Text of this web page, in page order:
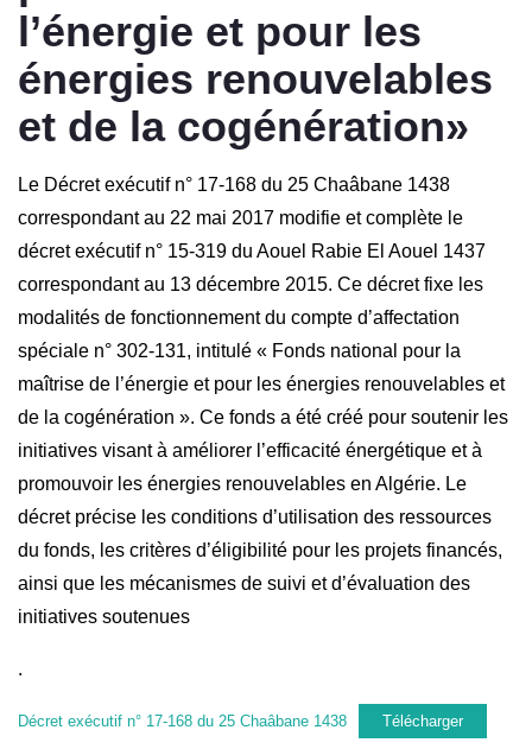
l’énergie et pour les
énergies renouvelables
et de la cogénération»
Le Décret exécutif n° 17-168 du 25 Chaâbane 1438
correspondant au 22 mai 2017 modifie et complète le
décret exécutif n° 15-319 du Aouel Rabie El Aouel 1437
correspondant au 13 décembre 2015. Ce décret fixe les
modalités de fonctionnement du compte d’affectation
spéciale n° 302-131, intitulé « Fonds national pour la
maîtrise de l’énergie et pour les énergies renouvelables et
de la cogénération ». Ce fonds a été créé pour soutenir les
initiatives visant à améliorer l’efficacité énergétique et à
promouvoir les énergies renouvelables en Algérie. Le
décret précise les conditions d’utilisation des ressources
du fonds, les critères d’éligibilité pour les projets financés,
ainsi que les mécanismes de suivi et d’évaluation des
initiatives soutenues
.
Décret exécutif n° 17-168 du 25 Chaâbane 1438 Télécharger